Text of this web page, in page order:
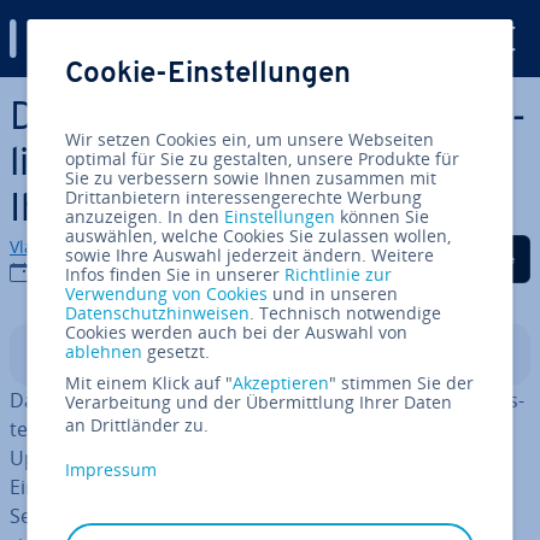
Zum Haupt­in­halt springen
Debian-FTP-Server: So in­stal­
lie­ren und kon­fi­gu­rie­ren Sie
Ihren eigenen Server
Vladimir Simovic
18.11.2024
Auf Facebook teilen
Auf Twitter teilen
Auf LinkedIn
In­halts­ver­zeich­nis
Das File-Transfer-Protocol (FTP) gehört zu den ge­frag­tes­
ten Da­tei­über­tra­gungs­tech­ni­ken und kommt oft beim
Up- und Download von Dateien auf Webspaces zum
Einsatz. Wir zeigen Ihnen, wie Sie einen solchen FTP-
Server inklusive TLS-Ver­schlüs­se­lung unter Debian ein­
Cookie-Einstellungen
Wir setzen Cookies ein, um unsere Webseiten
optimal für Sie zu gestalten, unsere Produkte für
Sie zu verbessern sowie Ihnen zusammen mit
Drittanbietern interessengerechte Werbung
anzuzeigen. In den Einstellungen können Sie
auswählen, welche Cookies Sie zulassen wollen,
sowie Ihre Auswahl jederzeit ändern. Weitere
Infos finden Sie in unserer Richtlinie zur
Verwendung von Cookies und in unseren
Datenschutzhinweisen. Technisch notwendige
Cookies werden auch bei der Auswahl von
ablehnen gesetzt.
Mit einem Klick auf "Akzeptieren" stimmen Sie der
Verarbeitung und der Übermittlung Ihrer Daten
an Drittländer zu.
Impressum